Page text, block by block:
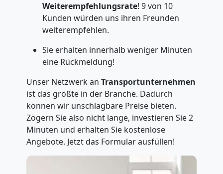
Weiterempfehlungsrate! 9 von 10
Kunden würden uns ihren Freunden
weiterempfehlen.
Sie erhalten innerhalb weniger Minuten
eine Rückmeldung!
Unser Netzwerk an Transportunternehmen
ist das größte in der Branche. Dadurch
können wir unschlagbare Preise bieten.
Zögern Sie also nicht lange, investieren Sie 2
Minuten und erhalten Sie kostenlose
Angebote. Jetzt das Formular ausfüllen!